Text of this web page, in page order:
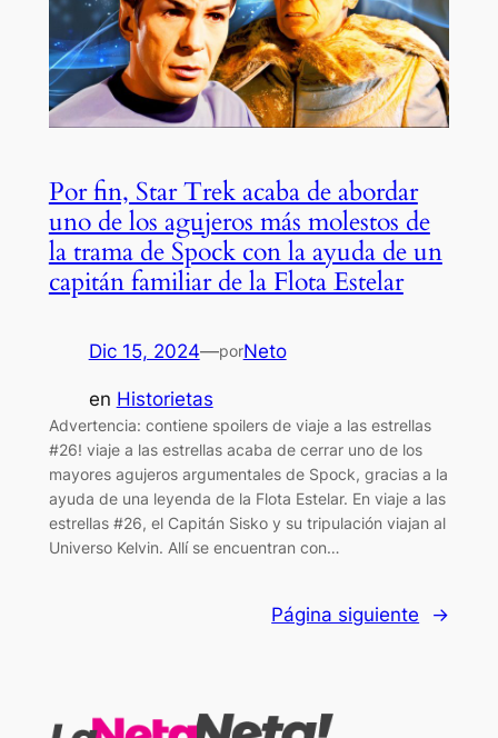
Por fin, Star Trek acaba de abordar
uno de los agujeros más molestos de
la trama de Spock con la ayuda de un
capitán familiar de la Flota Estelar
Dic 15, 2024—porNeto
en Historietas
Advertencia: contiene spoilers de viaje a las estrellas
#26! viaje a las estrellas acaba de cerrar uno de los
mayores agujeros argumentales de Spock, gracias a la
ayuda de una leyenda de la Flota Estelar. En viaje a las
estrellas #26, el Capitán Sisko y su tripulación viajan al
Universo Kelvin. Allí se encuentran con…
Página siguiente →